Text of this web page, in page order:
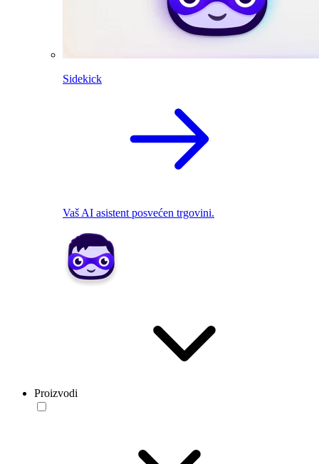
Sidekick
Vaš AI asistent posvećen trgovini.
Proizvodi